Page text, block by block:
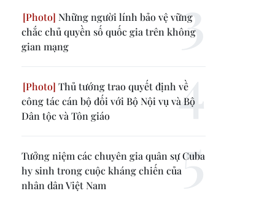
Những người lính bảo vệ vững
chắc chủ quyền số quốc gia trên không
gian mạng
Thủ tướng trao quyết định về
công tác cán bộ đối với Bộ Nội vụ và Bộ
Dân tộc và Tôn giáo
Tưởng niệm các chuyên gia quân sự Cuba
hy sinh trong cuộc kháng chiến của
nhân dân Việt Nam